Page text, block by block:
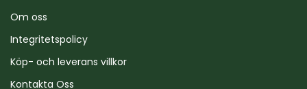
Om oss
Integritetspolicy
Köp- och leverans villkor
Kontakta Oss